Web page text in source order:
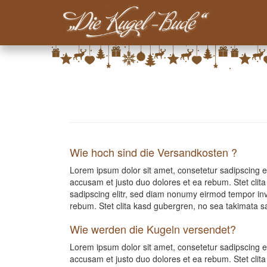
Direkt
Main-
Menu-
Kugelbude
Wie hoch sind die Versandkosten ?
Lorem ipsum dolor sit amet, consetetur sadipscing
accusam et justo duo dolores et ea rebum. Stet
sadipscing elitr, sed diam nonumy eirmod tempor
rebum. Stet clita kasd gubergren, no sea takimata
Wie werden die Kugeln versendet?
Lorem ipsum dolor sit amet, consetetur sadipscing
accusam et justo duo dolores et ea rebum. Stet